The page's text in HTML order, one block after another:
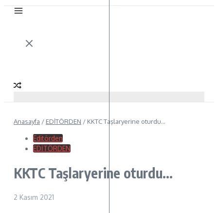
Anasayfa / EDİTÖRDEN / KKTC Taşlaryerine oturdu…
Editörden
EDİTÖRDEN
KKTC Taşlaryerine oturdu…
2 Kasım 2021